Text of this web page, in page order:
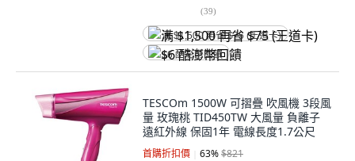
(39)
满 $1,500 再省 $75 (王道卡)
$6 酷澎幣回饋
TESCOm 1500W 可摺疊 吹風機 3段風
量 玫瑰桃 TID450TW 大風量 負離子
遠紅外線 保固1年 電線長度1.7公尺
首購折扣價 63%$821